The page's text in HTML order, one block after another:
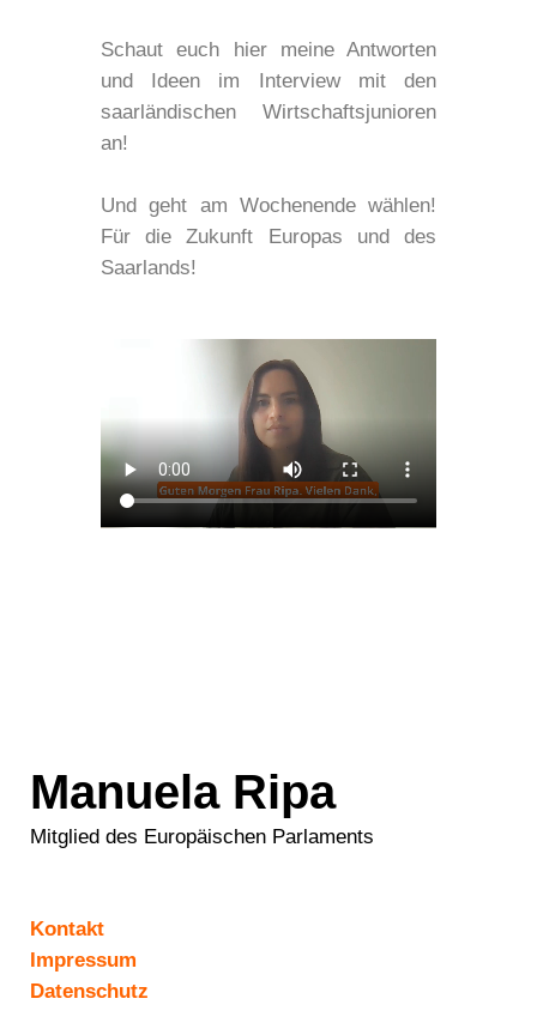
Schaut euch hier meine Antworten
und Ideen im Interview mit den
saarländischen Wirtschaftsjunioren
an!
Und geht am Wochenende wählen!
Für die Zukunft Europas und des
Saarlands!
Manuela Ripa
Mitglied des Europäischen Parlaments
Kontakt
Impressum
Datenschutz